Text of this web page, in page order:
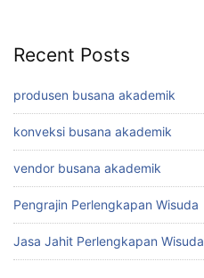
Recent Posts
produsen busana akademik
konveksi busana akademik
vendor busana akademik
Pengrajin Perlengkapan Wisuda
Jasa Jahit Perlengkapan Wisuda